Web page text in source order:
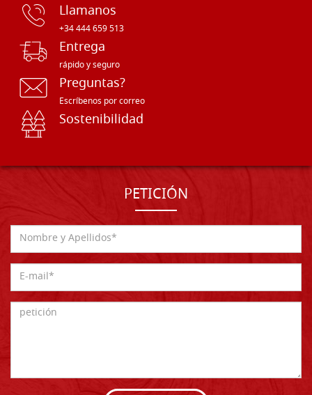
Llamanos
+34 444 659 513
Entrega
rápido y seguro
Preguntas?
Escríbenos por correo
Sostenibilidad
PETICIÓN